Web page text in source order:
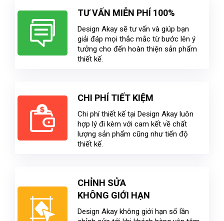
TƯ VẤN MIỄN PHÍ 100%
Design Akay sẽ tư vấn và giúp bạn
giải đáp mọi thắc mắc từ bước lên ý
tưởng cho đến hoàn thiện sản phẩm
thiết kế.
CHI PHÍ TIẾT KIỆM
Chi phí thiết kế tại Design Akay luôn
hợp lý đi kèm với cam kết về chất
lượng sản phẩm cũng như tiến độ
thiết kế.
CHỈNH SỬA
KHÔNG GIỚI HẠN
Design Akay không giới hạn số lần